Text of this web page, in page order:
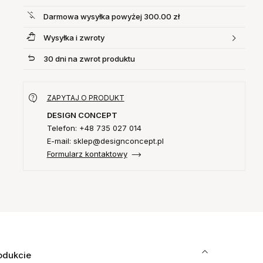
Darmowa wysyłka powyżej 300.00 zł
Wysyłka i zwroty
30 dni na zwrot produktu
ZAPYTAJ O PRODUKT
DESIGN CONCEPT
Telefon: +48 735 027 014
E-mail: sklep@designconcept.pl
Formularz kontaktowy